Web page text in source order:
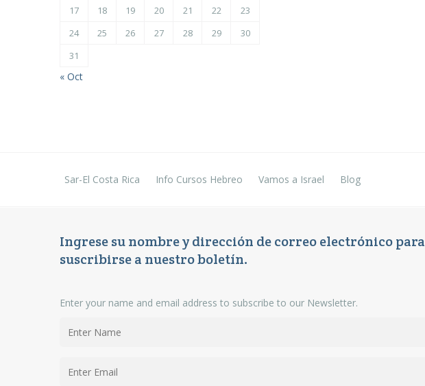
17
18 19 20 21 22
23
24
25 26 27 28 29
30
31
« Oct
Sar-El Costa Rica Info Cursos Hebreo Vamos a Israel Blog
Ingrese su nombre y dirección de correo electrónico para
suscribirse a nuestro boletín.
Enter your name and email address to subscribe to our Newsletter.